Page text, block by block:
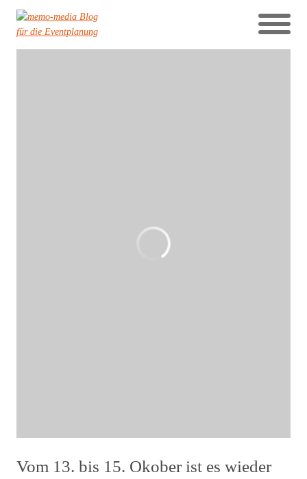
Vom 13. bis 15. Okober ist es wieder